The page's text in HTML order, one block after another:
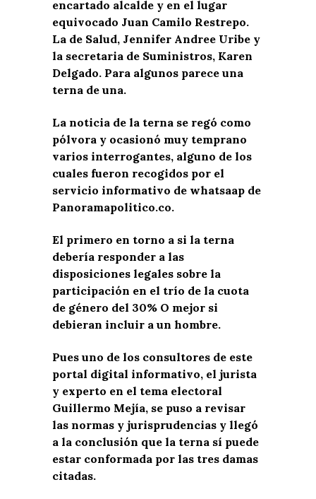
encartado alcalde y en el lugar
equivocado Juan Camilo Restrepo.
La de Salud, Jennifer Andree Uribe y
la secretaria de Suministros, Karen
Delgado. Para algunos parece una
terna de una.
La noticia de la terna se regó como
pólvora y ocasionó muy temprano
varios interrogantes, alguno de los
cuales fueron recogidos por el
servicio informativo de whatsaap de
Panoramapolitico.co.
El primero en torno a si la terna
debería responder a las
disposiciones legales sobre la
participación en el trío de la cuota
de género del 30% O mejor si
debieran incluir a un hombre.
Pues uno de los consultores de este
portal digital informativo, el jurista
y experto en el tema electoral
Guillermo Mejía, se puso a revisar
las normas y jurisprudencias y llegó
a la conclusión que la terna sí puede
estar conformada por las tres damas
citadas.